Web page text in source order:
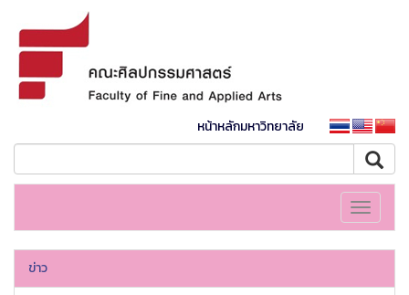
หน้าหลักมหาวิทยาลัย
Toggle
ข่าว